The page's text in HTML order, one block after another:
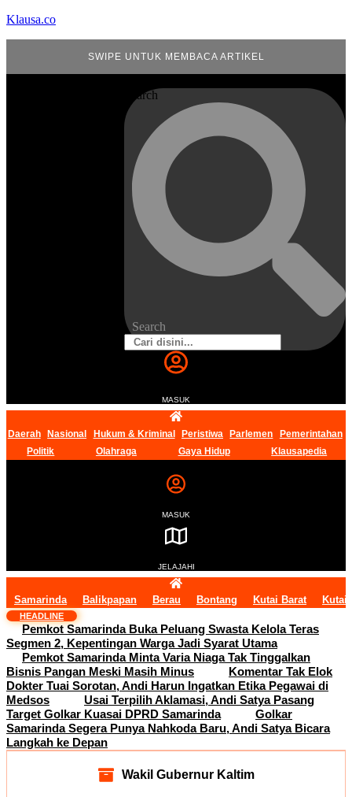
Klausa.co
SWIPE UNTUK MEMBACA ARTIKEL
Search
Search
MASUK
Daerah Nasional Hukum & Kriminal Peristiwa Parlemen
Pemerintahan
Politik
Olahraga Gaya Hidup Klausapedia
MASUK
JELAJAHI
Samarinda Balikpapan Berau Bontang Kutai Barat Kutai
HEADLINE
Pemkot Samarinda Buka Peluang Swasta Kelola Teras
Segmen 2, Kepentingan Warga Jadi Syarat Utama
Pemkot Samarinda Minta Varia Niaga Tak Tinggalkan
Bisnis Pangan Meski Masih Minus
Komentar Tak Elok
Dokter Tuai Sorotan, Andi Harun Ingatkan Etika Pegawai di
Medsos
Usai Terpilih Aklamasi, Andi Satya Pasang
Target Golkar Kuasai DPRD Samarinda
Golkar
Samarinda Segera Punya Nahkoda Baru, Andi Satya Bicara
Langkah ke Depan
Wakil Gubernur Kaltim